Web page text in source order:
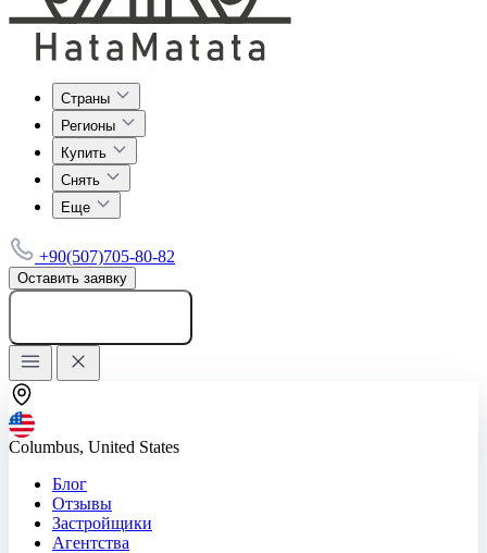
Страны
Регионы
Купить
Снять
Еще
+90(507)705-80-82
Оставить заявку
Columbus, United States
Блог
Отзывы
Застройщики
Агентства